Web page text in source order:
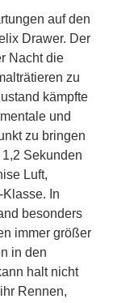
auf den
Drawer. Der
Nacht die
zu
kämpfte
und
zu bringen
Sekunden
Luft,
In
besonders
immer größer
in den
halt nicht
Rennen,